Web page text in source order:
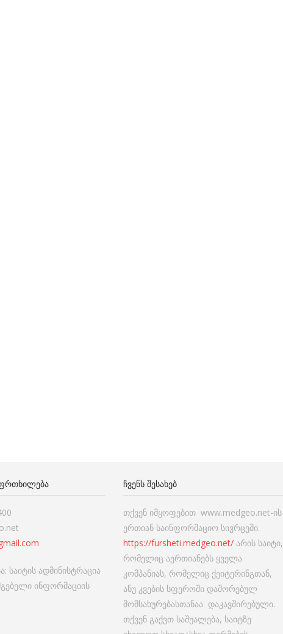
საიტის ადმინისტრაცია
ინფორმაციის
ᲩᲕᲔᲜᲡ ᲨᲔᲡᲐᲮᲔᲑ
თქვენ იმყოფებით www.medgeo.net-ის
ერთიან საინფორმაციო სივრცეში.
https://fursheti.medgeo.net/არის საიტი,
რომელიც აერთიანებს ყველა
კომპანიას, რომელიც ქეიტერინგთან,
ანუ კვების სფეროში დაშორებულ
მომსახურებასთანაა დაკავშირებული.
თქვენ გაქვთ საშუალება, საიტზე